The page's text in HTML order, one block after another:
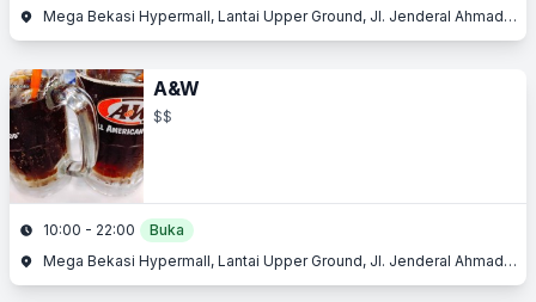
Mega Bekasi Hypermall, Lantai Upper Ground, Jl. Jenderal Ahmad Yani, Bekasi Barat, Bekasi, Jawa Barat
A&W
$$
10:00 - 22:00
Buka
Mega Bekasi Hypermall, Lantai Upper Ground, Jl. Jenderal Ahmad Yani, Bekasi Barat, Bekasi, Jawa Barat